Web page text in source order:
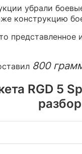
убрали
конструкцию
800
RGD 5